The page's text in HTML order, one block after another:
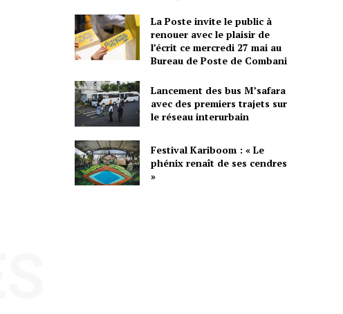
La Poste invite le public à
renouer avec le plaisir de
l’écrit ce mercredi 27 mai au
Bureau de Poste de Combani
Lancement des bus M’safara
avec des premiers trajets sur
le réseau interurbain
Festival Kariboom : « Le
phénix renaît de ses cendres
»